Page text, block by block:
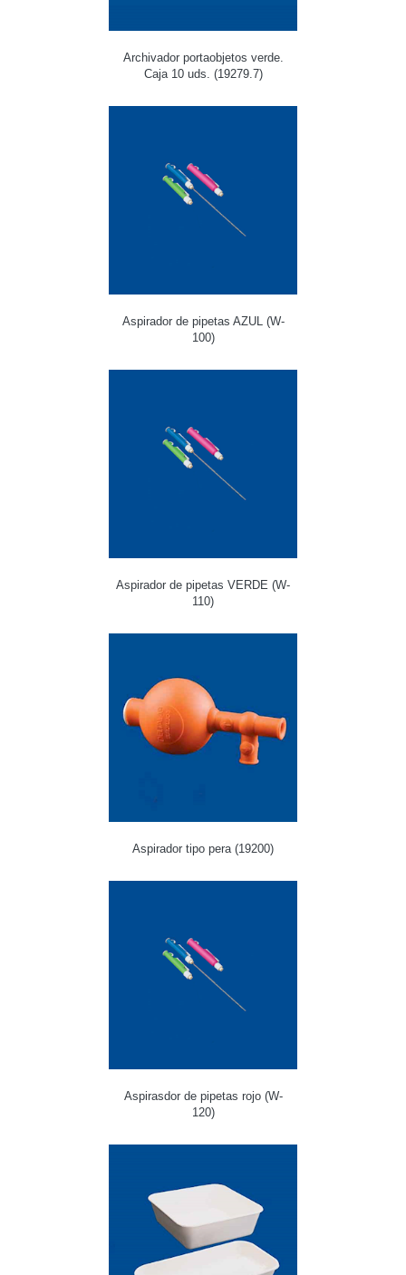
Archivador portaobjetos verde.
Caja 10 uds. (19279.7)
Aspirador de pipetas AZUL (W-
100)
Aspirador de pipetas VERDE (W-
110)
Aspirador tipo pera (19200)
Aspirasdor de pipetas rojo (W-
120)